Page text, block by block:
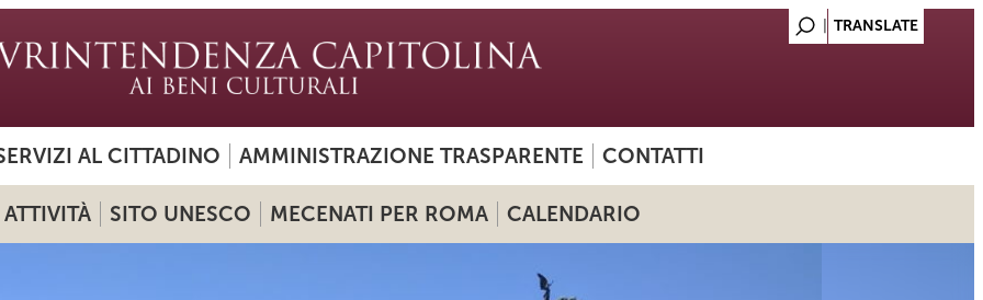
AL CITTADINO AMMINISTRAZIONE TRASPARENTE CONTATTI
ATTIVITÀ SITO UNESCO MECENATI PER ROMA CALENDARIO